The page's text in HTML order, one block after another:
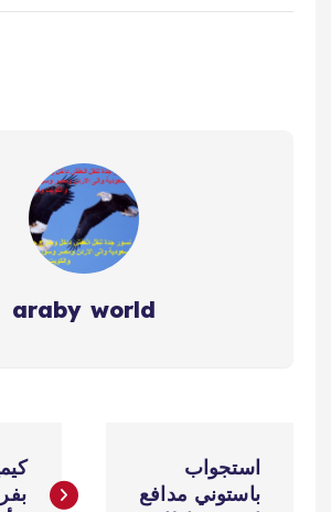
araby world
استجواب
باستوني مدافع